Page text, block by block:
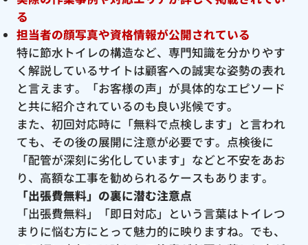
る
担当者の顔写真や資格情報が公開されている
特に節水トイレの構造など、専門知識を分かりやす
く解説しているサイトは顧客への誠実な姿勢の表れ
と言えます。「お客様の声」が具体的なエピソード
と共に紹介されているのも良い兆候です。
また、初回対応時に「無料で点検します」と言われ
ても、その後の展開に注意が必要です。点検後に
「配管が深刻に劣化しています」などと不安をあお
り、高額な工事を勧められるケースもあります。
「出張費無料」の裏に潜む注意点
「出張費無料」「即日対応」という言葉はトイレつ
まりに悩む方にとって魅力的に映りますね。でも、